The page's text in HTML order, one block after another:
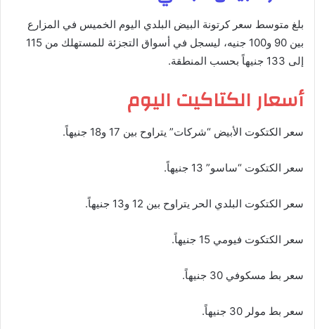
بلغ متوسط سعر كرتونة البيض البلدي اليوم الخميس في المزارع
بين 90 و100 جنيه، ليسجل في أسواق التجزئة للمستهلك من 115
إلى 133 جنيهاً بحسب المنطقة.
أسعار الكتاكيت اليوم
سعر الكتكوت الأبيض “شركات” يتراوح بين 17 و18 جنيهاً.
سعر الكتكوت “ساسو” 13 جنيهاً.
سعر الكتكوت البلدي الحر يتراوح بين 12 و13 جنيهاً.
سعر الكتكوت فيومي 15 جنيهاً.
سعر بط مسكوفي 30 جنيهاً.
سعر بط مولر 30 جنيهاً.